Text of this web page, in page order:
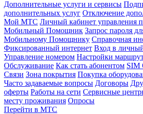
Дополнительные услуги и сервисы
дополнительных услуг Отключение
Мой МТС Личный кабинет управления
Мобильный Помощник Запрос пароля
Мобильному Помощнику Справочная
Фиксированный интернет Вход в
Управление номером Настройки
Обслуживание Как стать абонентом SIM
Связи Зона покрытия Покупка
Часто задаваемые вопросы Договоры
оферты Работы на сети Сервисные
месту проживания Опросы
Перейти в МТС